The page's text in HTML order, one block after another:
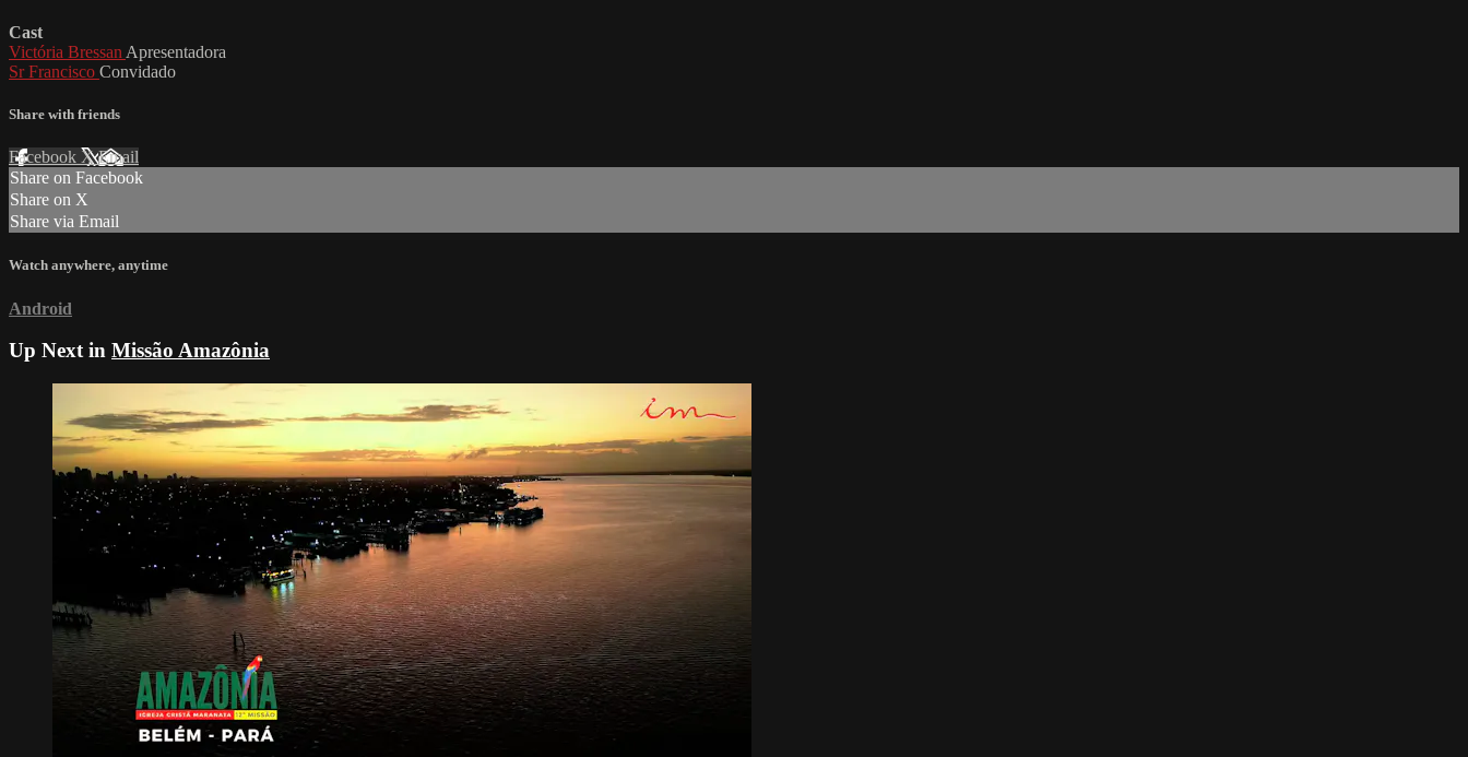
Cast
Victória Bressan Apresentadora
Sr Francisco Convidado
Share with friends
Facebook XEmail
Share on Facebook
Share on X
Share via Email
Watch anywhere, anytime
Android
Up Next in Missão Amazônia